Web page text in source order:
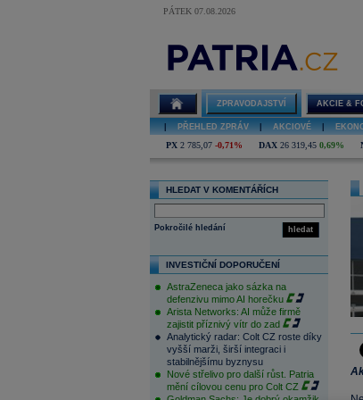
PÁTEK 07.08.2026
ZPRAVODAJSTVÍ AKCIE &
PŘEHLED ZPRÁV AKCIOVÉ
PX 2 785,07 -0,71% DAX 26 319,45 0,69%
HLEDAT V KOMENTÁŘÍCH
hledat
Pokročilé hledání
INVESTIČNÍ DOPORUČENÍ
AstraZeneca jako sázka na
defenzivu mimo AI horečku
Arista Networks: AI může firmě
zajistit příznivý vítr do zad
Analytický radar: Colt CZ roste díky
vyšší marži, širší integraci i
stabilnějšímu byznysu
Nové střelivo pro další růst. Patria
mění cílovou cenu pro Colt CZ